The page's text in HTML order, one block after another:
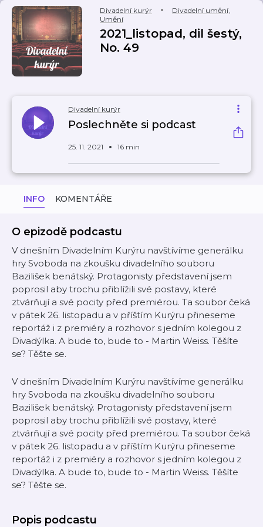
Divadelní kurýr Divadelní umění,
Umění
2021_listopad, dil šestý,
No. 49
Divadelní kurýr
Poslechněte si podcast
25. 11. 2021 16 min
INFO KOMENTÁŘE
O epizodě podcastu
V dnešním Divadelním Kurýru navštívíme generálku
hry Svoboda na zkoušku divadelního souboru
Bazilišek benátský. Protagonisty představení jsem
poprosil aby trochu přiblížili své postavy, které
ztvárňují a své pocity před premiérou. Ta soubor čeká
v pátek 26. listopadu a v příštím Kurýru přineseme
reportáž i z premiéry a rozhovor s jedním kolegou z
Divadýlka. A bude to, bude to - Martin Weiss. Těšíte
se? Těšte se.
V dnešním Divadelním Kurýru navštívíme generálku
hry Svoboda na zkoušku divadelního souboru
Bazilišek benátský. Protagonisty představení jsem
poprosil aby trochu přiblížili své postavy, které
ztvárňují a své pocity před premiérou. Ta soubor čeká
v pátek 26. listopadu a v příštím Kurýru přineseme
reportáž i z premiéry a rozhovor s jedním kolegou z
Divadýlka. A bude to, bude to - Martin Weiss. Těšíte
se? Těšte se.
Popis podcastu